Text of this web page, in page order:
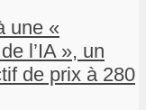
une «
l’IA », un
de prix à 280